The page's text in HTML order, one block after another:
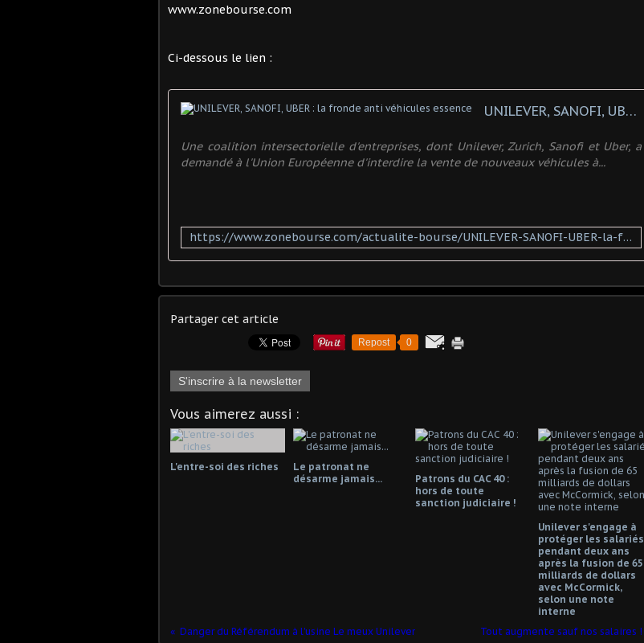
www.zonebourse.com
Ci-dessous le lien :
UNILEVER, SANOFI, UBER : la fronde anti véhicules essence
Une coalition intersectorielle d'entreprises, dont Unilever, Zurich, Sanofi et Uber, a
demandé à l'Union Européenne d'interdire la vente de nouveaux véhicules à...
https://www.zonebourse.com/actualite-bourse/UNILEVER-SANOFI-UBER-la-fronde-anti-vehicules-essence--40452152/
Partager cet article
Repost 0
S'inscrire à la newsletter
Vous aimerez aussi :
L'entre-soi des riches
Le patronat ne
désarme jamais...
Patrons du CAC 40 :
hors de toute
sanction judiciaire !
Unilever s'engage à
protéger les salariés
pendant deux ans
après la fusion de 65
milliards de dollars
avec McCormick,
selon une note
interne
Danger du Référendum à l'usine Le meux Unilever
Tout augmente sauf nos salaires !